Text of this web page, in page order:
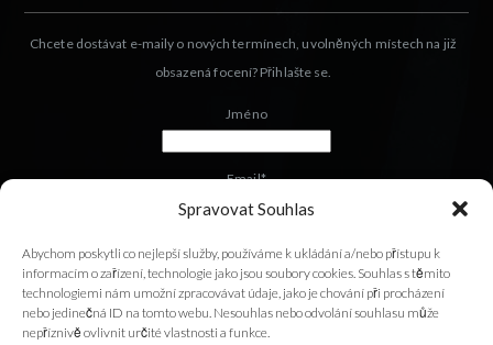
Spravovat Souhlas
Abychom poskytli co nejlepší služby, používáme k ukládání a/nebo přístupu k
informacím o zařízení, technologie jako jsou soubory cookies. Souhlas s těmito
technologiemi nám umožní zpracovávat údaje, jako je chování při procházení
nebo jedinečná ID na tomto webu. Nesouhlas nebo odvolání souhlasu může
nepříznivě ovlivnit určité vlastnosti a funkce.
Chcete dostávat e-maily o nových termínech, uvolněných místech na již
obsazená focení? Přihlašte se.
Jméno
Email*